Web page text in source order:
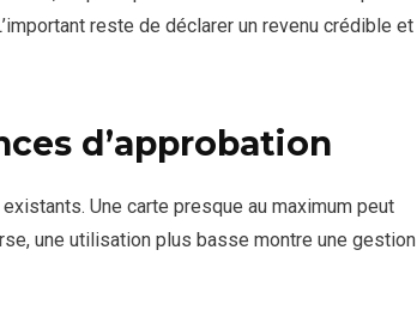
reste de déclarer un revenu crédible et
d’approbation
Une carte presque au maximum peut
une utilisation plus basse montre une gestion